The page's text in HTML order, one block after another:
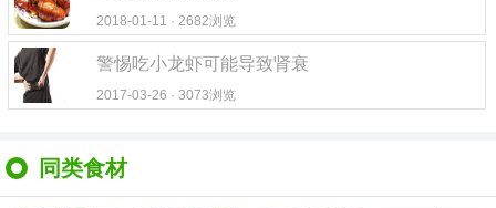
2018-01-11 · 2682浏览
警惕吃小龙虾可能导致肾衰
2017-03-26 · 3073浏览
同类食材